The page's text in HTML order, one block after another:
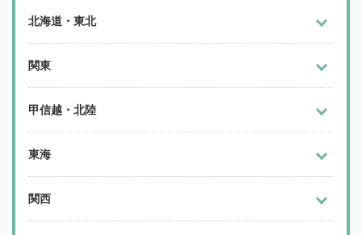
北海道・東北
関東
甲信越・北陸
東海
関西